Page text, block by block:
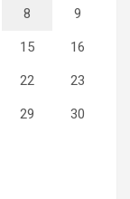
8 9
15 16
22 23
29 30